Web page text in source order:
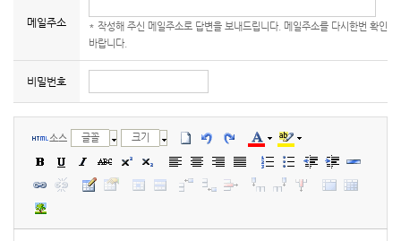
메일주소
* 작성해 주신 메일주소로 답변을 보내드립니다. 메일주소를 다시한번 확인
바랍니다.
비밀번호
소스 글꼴 크기